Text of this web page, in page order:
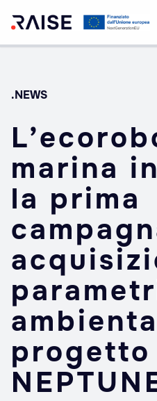
Skip
Empowerment
.NEWS
marina
la prima
progetto